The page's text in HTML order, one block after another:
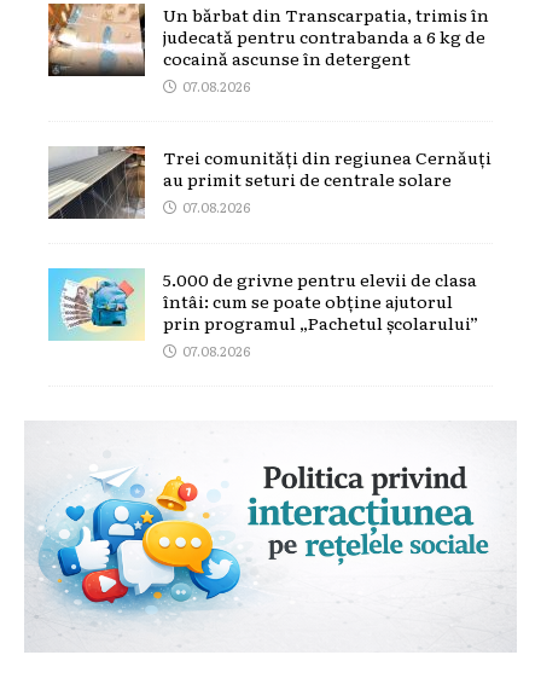
Un bărbat din Transcarpatia, trimis în
judecată pentru contrabanda a 6 kg de
cocaină ascunse în detergent
07.08.2026
Trei comunități din regiunea Cernăuți
au primit seturi de centrale solare
07.08.2026
5.000 de grivne pentru elevii de clasa
întâi: cum se poate obține ajutorul
prin programul „Pachetul școlarului”
07.08.2026